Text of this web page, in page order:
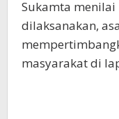
Sukamta
dilaksanakan,
masyarakat di